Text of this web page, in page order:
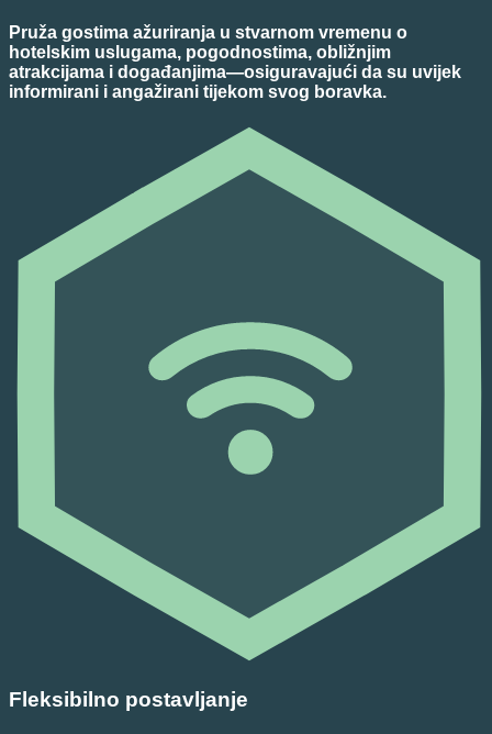
Pruža gostima ažuriranja u stvarnom vremenu o
hotelskim uslugama, pogodnostima, obližnjim
atrakcijama i događanjima—osiguravajući da su uvijek
informirani i angažirani tijekom svog boravka.
Fleksibilno postavljanje